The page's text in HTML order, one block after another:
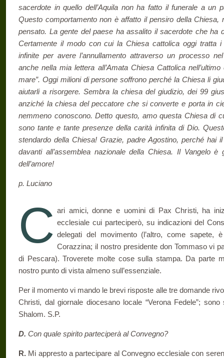
sacerdote in quello dell’Aquila non ha fatto il funerale a un
Questo comportamento non è affatto il pensiro della
pensato. La gente del paese ha assalito il sacerdote che ha
Certamente il modo con cui la Chiesa cattolica oggi tratta
infinite per avere l’annullamento attraverso un processo
anche nella mia lettera all’Amata Chiesa Cattolica
mare”. Oggi milioni di persone soffrono perché la Chiesa li
aiutarli a risorgere. Sembra la chiesa del giudizio, dei 99
anziché la chiesa del peccatore che si converte e porta in
nemmeno conoscono. Detto questo, amo questa Chiesa di
sono tante e tante presenze della carità infinita di Dio.
stendardo della Chiesa! Grazie, padre Agostino, perché hai
davanti all’assemblea nazionale della Chiesa. Il Vangelo
dell’amore!
p. Luciano
C ari amici, donne e uomini di Pax Christi, ha
ecclesiale cui parteciperò, su indicazioni del
delegati del movimento (l’altro, come sapete,
Corazzina; il nostro presidente don Tommaso vi
di Pescara). Troverete molte cose sulla stampa. Da parte
nostro punto di vista almeno sull’essenziale.
Per il momento vi mando le brevi risposte alle tre domande
Christi, dal giornale diocesano locale “Verona Fedele”;
Shalom. S.P.
D. Con quale spirito parteciperà al Convegno?
R. Mi appresto a partecipare al Convegno ecclesiale con